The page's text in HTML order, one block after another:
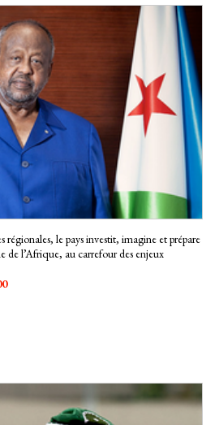
régionales, le pays investit, imagine et prépare
de l’Afrique, au carrefour des enjeux